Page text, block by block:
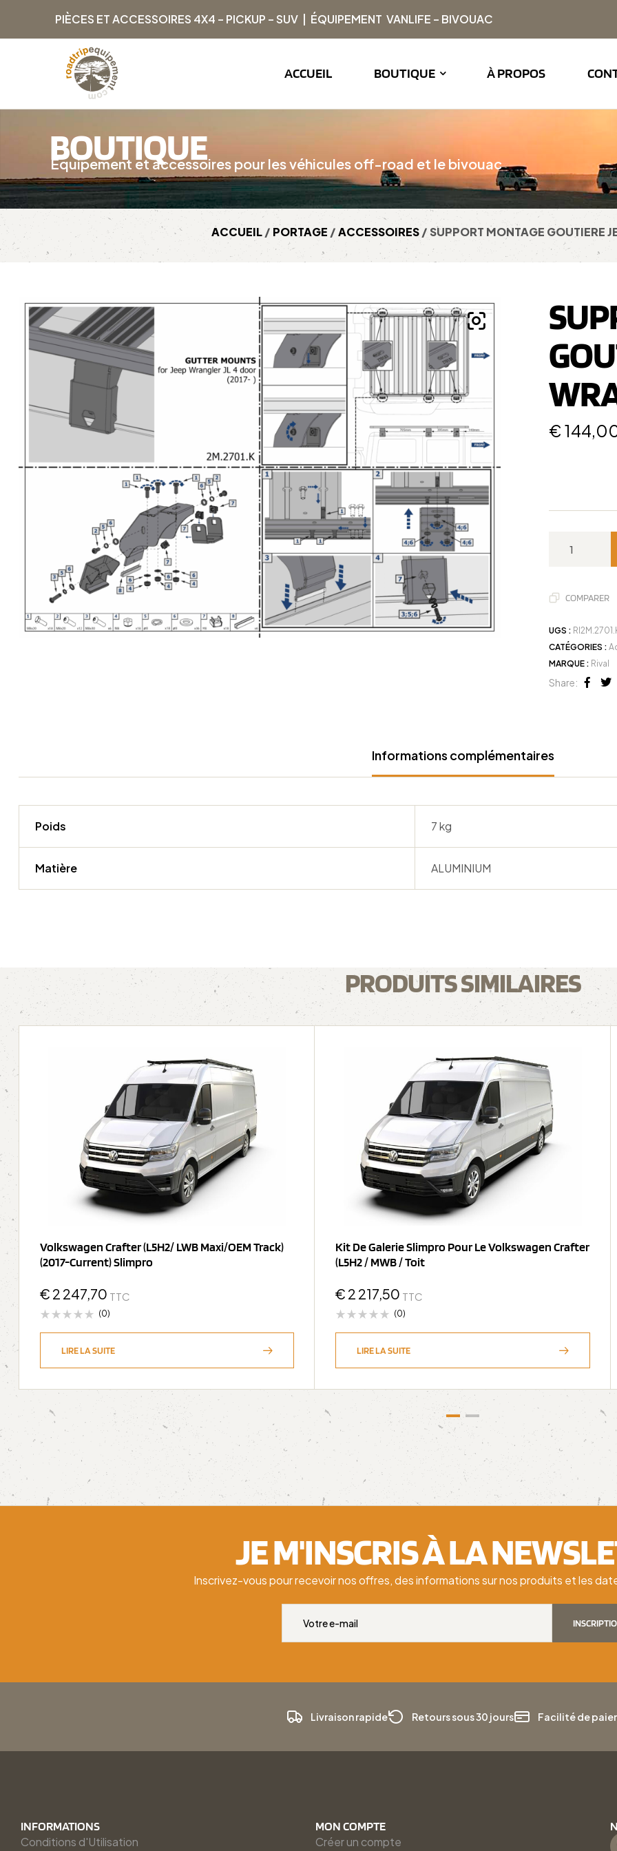
PIÈCES ET ACCESSOIRES 4X4 – PICKUP – SUV | ÉQUIPEMENT VANLIFE – BIVOUAC
ACCUEIL BOUTIQUE À PROPOS
BOUTIQUE
Équipement et accessoires pour les véhicules off-road et le bivouac
ACCUEIL/ PORTAGE /ACCESSOIRES/ SUPPORT MONTAGE GOUTIERE
€
COMPARER
UGS :
CATÉGORIES :
MARQUE : Rival
Share:
Informations complémentaires
Poids 7 kg
Matière ALUMINIUM
PRODUITS SIMILAIRES
Volkswagen Crafter (L5H2/ LWB Maxi/OEM Track)
(2017-Current) Slimpro
€ 2 247,70 TTC
(0)
LIRE LA SUITE
Kit De Galerie Slimpro Pour Le Volkswagen Crafter
(L5H2 / MWB / Toit
€ 2 217,50 TTC
(0)
LIRE LA SUITE
JE M'INSCRIS À LA
Inscrivez-vous pour recevoir nos offres, des informations sur nos produits et les
Livraison rapide Retours sous 30 jours Facilité de
INFORMATIONS
Conditions d'Utilisation
MON COMPTE
Créer un compte